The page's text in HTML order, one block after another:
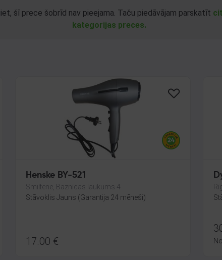
šī prece šobrīd nav pieejama. Taču piedāvājam parskatīt
kategorijas preces.
Henske BY-521
Smiltene, Baznīcas laukums 4
Stāvoklis Jauns (Garantija 24 mēneši)
17.00 € No